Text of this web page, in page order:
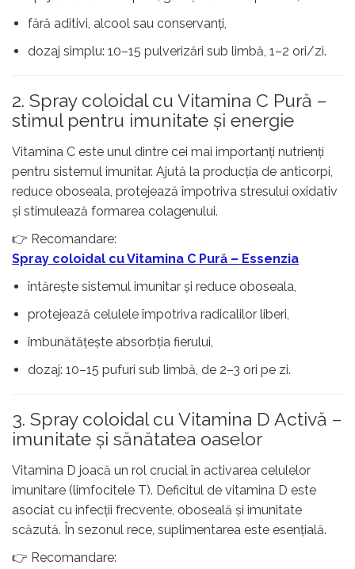
fără aditivi, alcool sau conservanți,
dozaj simplu: 10–15 pulverizări sub limbă, 1–2 ori/zi.
2. Spray coloidal cu Vitamina C Pură –
stimul pentru imunitate și energie
Vitamina C este unul dintre cei mai importanți nutrienți
pentru sistemul imunitar. Ajută la producția de anticorpi,
reduce oboseala, protejează împotriva stresului oxidativ
și stimulează formarea colagenului.
👉 Recomandare:
Spray coloidal cu Vitamina C Pură – Essenzia
întărește sistemul imunitar și reduce oboseala,
protejează celulele împotriva radicalilor liberi,
îmbunătățește absorbția fierului,
dozaj: 10–15 pufuri sub limbă, de 2–3 ori pe zi.
3. Spray coloidal cu Vitamina D Activă –
imunitate și sănătatea oaselor
Vitamina D joacă un rol crucial în activarea celulelor
imunitare (limfocitele T). Deficitul de vitamina D este
asociat cu infecții frecvente, oboseală și imunitate
scăzută. În sezonul rece, suplimentarea este esențială.
👉 Recomandare: